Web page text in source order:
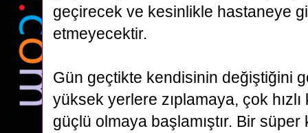
geçirecek ve kesinlikle hastaneye
etmeyecektir.
Gün geçtikte kendisinin değiştiğini
yüksek yerlere zıplamaya, çok
güçlü olmaya başlamıştır. Bir süper